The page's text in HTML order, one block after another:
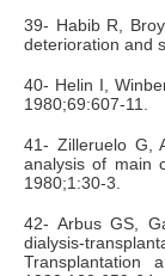
39- Habib R,
deterioration and
40- Helin I,
1980;69:607-11.
41- Zilleruelo G,
analysis of main
1980;1:30-3.
42- Arbus GS,
dialysis-
Transplantation